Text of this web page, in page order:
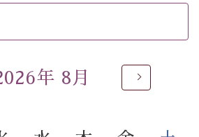
チェックアウト10時
作和会席 美湖膳（二十四節気と
年 8月